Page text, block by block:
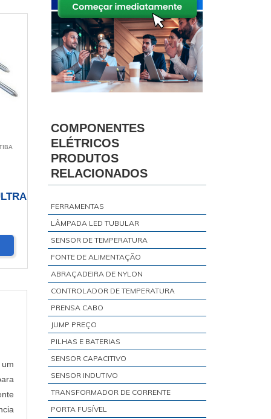
COMPONENTES
ELÉTRICOS
PRODUTOS
RELACIONADOS
FERRAMENTAS
LÂMPADA LED TUBULAR
SENSOR DE TEMPERATURA
FONTE DE ALIMENTAÇÃO
ABRAÇADEIRA DE NYLON
CONTROLADOR DE TEMPERATURA
PRENSA CABO
JUMP PREÇO
PILHAS E BATERIAS
SENSOR CAPACITIVO
SENSOR INDUTIVO
TRANSFORMADOR DE CORRENTE
PORTA FUSÍVEL